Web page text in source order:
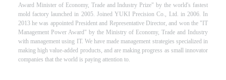
Award Minister of Economy, Trade and Industry Prize" by the world's fastest
mold factory launched in 2005. Joined YUKI Precision Co., Ltd. in 2006. In
2013 he was appointed President and Representative Director, and won the "IT
Management Power Award" by the Ministry of Economy, Trade and Industry
with management using IT. We have made management strategies specialized in
making high value-added products, and are making progress as small innovator
companies that the world is paying attention to.